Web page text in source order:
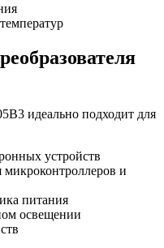
идеально подходит для
устройств
микроконтроллеров и
питания
освещении